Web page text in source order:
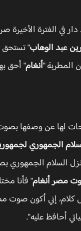
في الفترة الأخيرة
عبد الوهاب" تستحق
"أنغام" أحق
لها عن وصفها بصوت
الجمهوري لجمهورية
الجمهوري
أنغام" فأنا
إني أكون صوت
عليه".